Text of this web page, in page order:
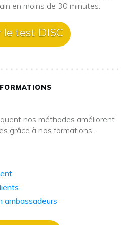
en moins de 30 minutes.
le test DISC
nos méthodes améliorent
grâce à nos formations.
ambassadeurs